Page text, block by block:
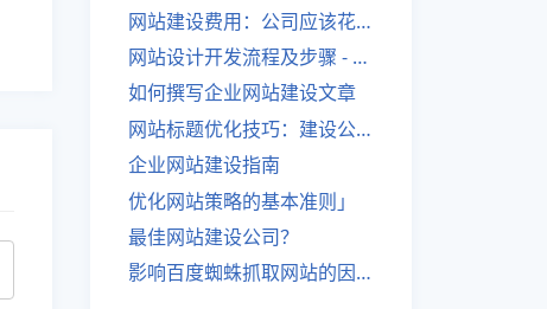
网站建设费用：公司应该花费多少？
网站设计开发流程及步骤 - 优化后的标题
如何撰写企业网站建设文章
网站标题优化技巧：建设公司的专业指导
企业网站建设指南
优化网站策略的基本准则」
最佳网站建设公司？
影响百度蜘蛛抓取网站的因素有哪些？